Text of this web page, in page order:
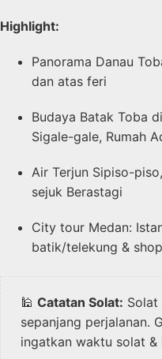
Highlight:
Panorama Danau
dan atas feri
Budaya Batak Toba
Sigale-gale, Rumah
Air Terjun Sipiso-
sejuk Berastagi
City tour Medan:
batik/telekung &
🕌 Catatan Solat: Solat
sepanjang perjalanan.
ingatkan waktu solat &